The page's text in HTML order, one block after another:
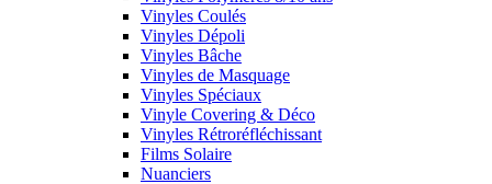
Vinyles Coulés
Vinyles Dépoli
Vinyles Bâche
Vinyles de Masquage
Vinyles Spéciaux
Vinyle Covering & Déco
Vinyles Rétroréfléchissant
Films Solaire
Nuanciers